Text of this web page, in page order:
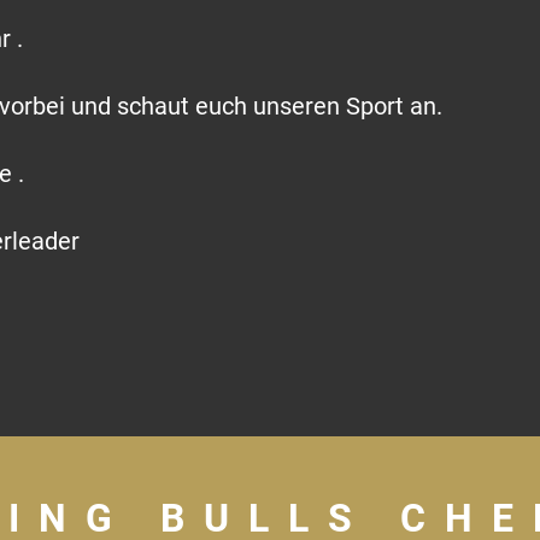
.
und schaut euch unseren Sport an.
.
BULLS